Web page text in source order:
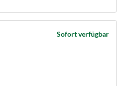
Sofort verfügbar